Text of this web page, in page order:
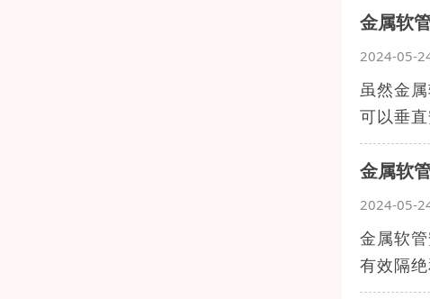
金属软
2024-05-
虽然金
可以垂
金属软
2024-05-
金属软
有效隔